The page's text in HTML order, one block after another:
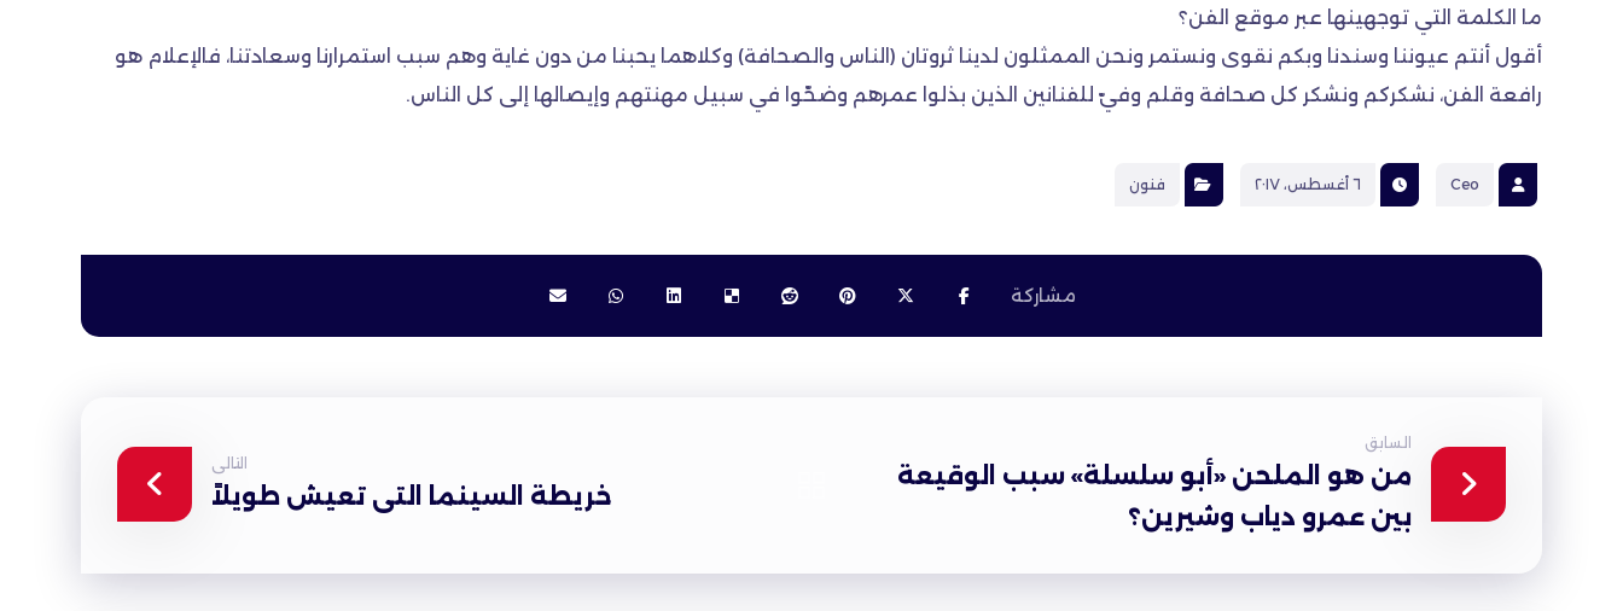
ما الكلمة التي توجهينها عبر موقع الفن؟
أقول أنتم عيوننا وسندنا وبكم نقوى ونستمر ونحن الممثلون لدينا ثروتان (الناس والصحافة) وكلاهما يحبنا من دون غاية وهم سبب استمرارنا وسعادتنا، فالإعلام هو
رافعة الفن، نشكركم ونشكر كل صحافة وقلم وفيّ للفنانين الذين بذلوا عمرهم وضحّوا في سبيل مهنتهم وإيصالها إلى كل الناس.
Ceo ٦ أغسطس، ٢٠١٧ فنون
السابق
من هو الملحن «أبو سلسلة» سبب الوقيعة
بين عمرو دياب وشيرين؟
التالى
خريطة السينما التى تعيش طويلاً